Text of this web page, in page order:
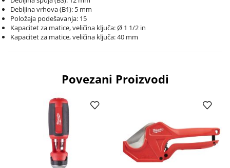
Debljina vrhova (B1): 5 mm
Položaja podešavanja: 15
Kapacitet za matice, veličina ključa: Ø 1 1/2 in
Kapacitet za matice, veličina ključa: 40 mm
Povezani Proizvodi